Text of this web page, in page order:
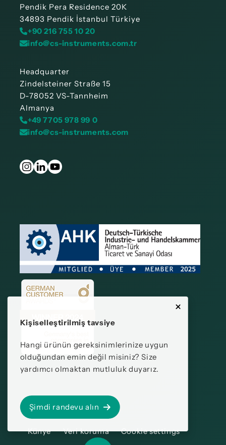
Kişiselleştirilmiş tavsiye
Hangi ürünün gereksinimlerinize uygun
olduğundan emin değil misiniz? Size
yardımcı olmaktan mutluluk duyarız.
Şimdi randevu alın
Pendik Pera Residence 20K
34893 Pendik İstanbul Türkiye
+90 216 755 10 20
info@cs-instruments.com.tr
Headquarter
Zindelsteiner Straße 15
D-78052 VS-Tannheim
Almanya
+49 7705 978 99 0
info@cs-instruments.com
Künye Veri koruma Cookie settings